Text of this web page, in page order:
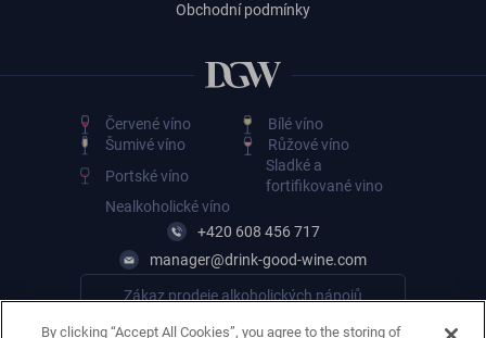
Obchodní podmínky
Červené víno
Bílé víno
Šumivé víno
Růžové víno
Portské víno
Sladké a
fortifikované vino
Nealkoholické víno
+420 608 456 717
manager@drink-good-wine.com
Zákaz prodeje alkoholických nápojů
By clicking “Accept All Cookies”, you agree to the storing of